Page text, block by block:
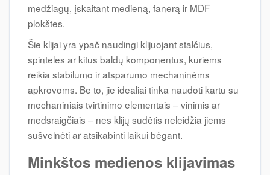
medžiagų, įskaitant medieną, fanerą ir MDF
plokštes.
Šie klijai yra ypač naudingi klijuojant stalčius,
spinteles ar kitus baldų komponentus, kuriems
reikia stabilumo ir atsparumo mechaninėms
apkrovoms. Be to, jie idealiai tinka naudoti kartu su
mechaniniais tvirtinimo elementais – vinimis ar
medsraigčiais – nes klijų sudėtis neleidžia jiems
sušvelnėti ar atsikabinti laikui bėgant.
Minkštos medienos klijavimas